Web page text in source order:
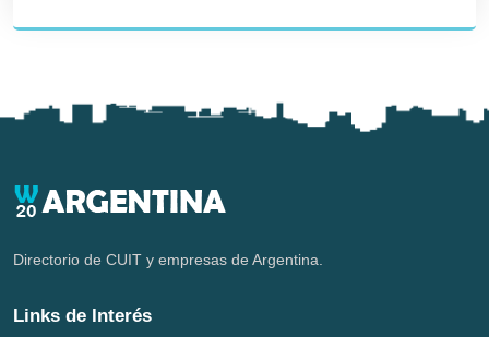
Directorio de CUIT y empresas de Argentina.
Links de Interés